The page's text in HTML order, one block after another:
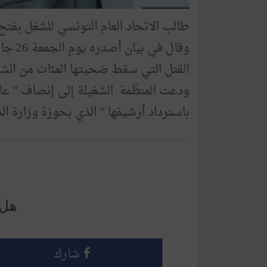
طالب الاتحاد العام التونسي للشغل بفتح
القتل التي سقط ضحيتها المئات من
ودعت المنظّمة الشغيلة إلى إنصاف "
باسترداد أرشيفها " الذي بحوزة وزارة
شارك